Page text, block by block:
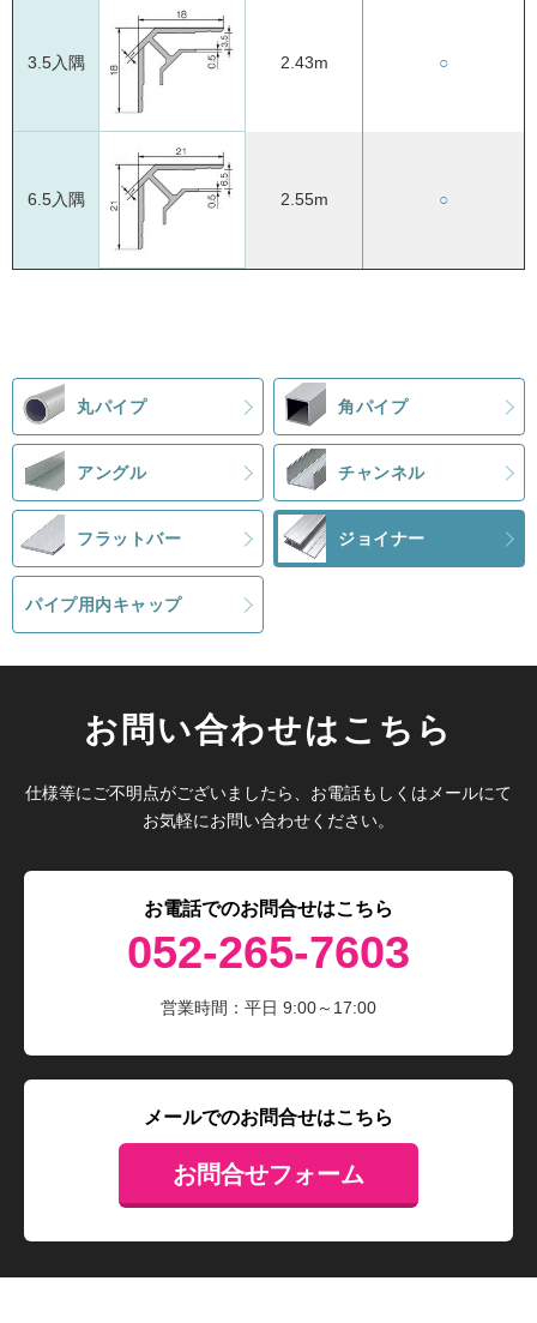
3.5入隅 2.43m ○
6.5入隅 2.55m ○
丸パイプ 角パイプ
アングル チャンネル
フラットバー ジョイナー
パイプ用内キャップ
お問い合わせはこちら
仕様等にご不明点がございましたら、お電話もしくはメールにて
お気軽にお問い合わせください。
お電話でのお問合せはこちら
052-265-7603
営業時間：平日 9:00～17:00
メールでのお問合せはこちら
お問合せフォーム